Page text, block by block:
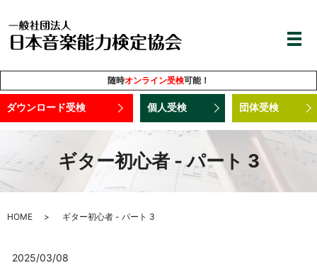
随時オンライン受検可能！
ダウンロード受検 個人受検 団体受検
ギター初心者 - パート 3
HOME ギター初心者 - パート 3
2025/03/08